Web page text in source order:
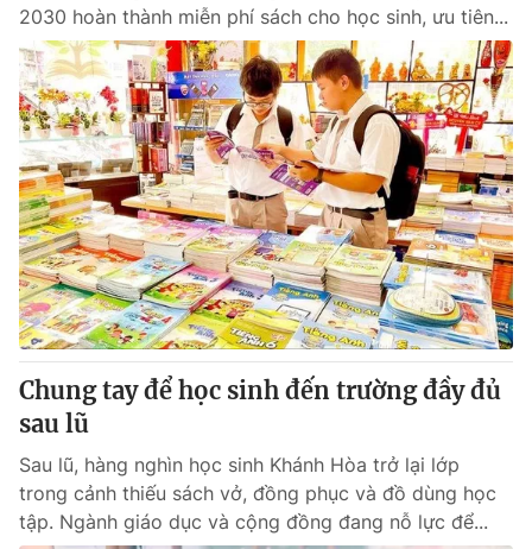
2030 hoàn thành miễn phí sách cho học sinh, ưu tiên...
Chung tay để học sinh đến trường đầy đủ
sau lũ
Sau lũ, hàng nghìn học sinh Khánh Hòa trở lại lớp
trong cảnh thiếu sách vở, đồng phục và đồ dùng học
tập. Ngành giáo dục và cộng đồng đang nỗ lực để...